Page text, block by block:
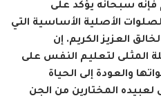
فإنه سبحانه يؤكد على
الأصلية الأساسية التي
العزيز الكريم. إن
المثلى لتعليم النفس على
والعودة إلى الحياة
لعبيده المختارين من الجن